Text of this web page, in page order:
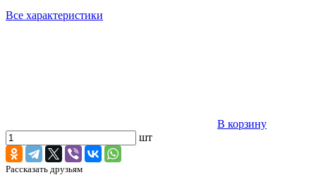
Все характеристики
В корзину
шт
Рассказать друзьям